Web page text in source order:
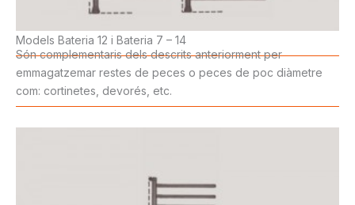
Models Bateria 12 i Bateria 7 – 14
Són complementaris dels descrits anteriorment per
emmagatzemar restes de peces o peces de poc diàmetre
com: cortinetes, devorés, etc.